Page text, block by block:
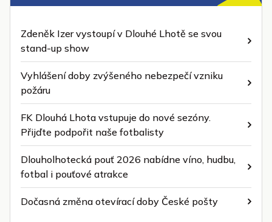
Zdeněk Izer vystoupí v Dlouhé Lhotě se svou
stand-up show
Vyhlášení doby zvýšeného nebezpečí vzniku
požáru
FK Dlouhá Lhota vstupuje do nové sezóny.
Přijďte podpořit naše fotbalisty
Dlouholhotecká pouť 2026 nabídne víno, hudbu,
fotbal i pouťové atrakce
Dočasná změna otevírací doby České pošty